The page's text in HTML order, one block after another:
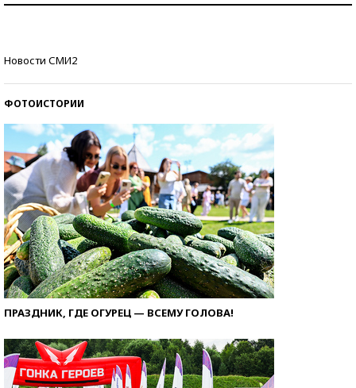
Новости СМИ2
ФОТОИСТОРИИ
ПРАЗДНИК, ГДЕ ОГУРЕЦ — ВСЕМУ ГОЛОВА!